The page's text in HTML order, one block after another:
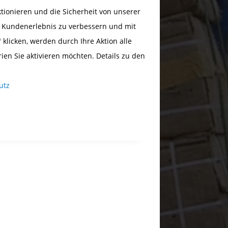
und die Sicherheit von unserer
zu verbessern und mit
werden durch Ihre Aktion alle
Sie aktivieren möchten. Details zu den